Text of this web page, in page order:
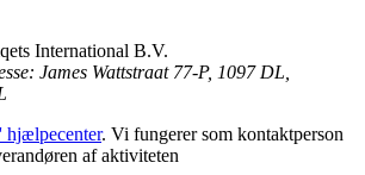
International B.V.
James Wattstraat 77-P, 1097 DL,
hjælpecenter. Vi fungerer som kontaktperson
af aktiviteten